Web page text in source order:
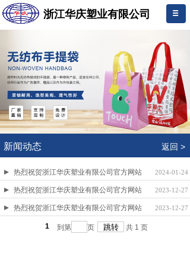
新闻动态 返回 >
热烈祝贺浙江华庆塑业有限公司官方网站 2024-01-24
热烈祝贺浙江华庆塑业有限公司官方网站 2023-12-27
热烈祝贺浙江华庆塑业有限公司官方网站 2023-12-27
1 到第 页 共 1 页
浙江华庆塑业有限公司